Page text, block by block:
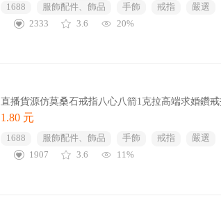
1688 服飾配件、飾品 手飾 戒指
嚴選
2333
3.6 20%
直播貨源仿莫桑石戒指八心八箭1克拉高端求婚鑽
1.80 元
1688 服飾配件、飾品 手飾 戒指
嚴選
1907
3.6 11%